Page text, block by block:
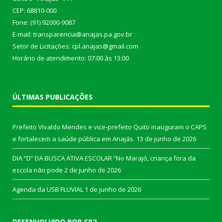
CEP: 68810-000
Fone: (91) 92000-9087
E-mail: transparencia@anajas.pa.gov.br
Setor de Licitações: cpl.anajas@gmail.com
Horário de atendimento: 07:00 às 13:00
ÚLTIMAS PUBLICAÇÕES
Prefeito Vivaldo Mendes e vice-prefeito Quito inauguram o CAPS
e fortalecem a saúde pública em Anajás. 13 de junho de 2026
DIA “D” DA BUSCA ATIVA ESCOLAR “No Marajó, criança fora da
escola não pode 2 de junho de 2026
Agenda da USB FLUVIAL 1 de junho de 2026